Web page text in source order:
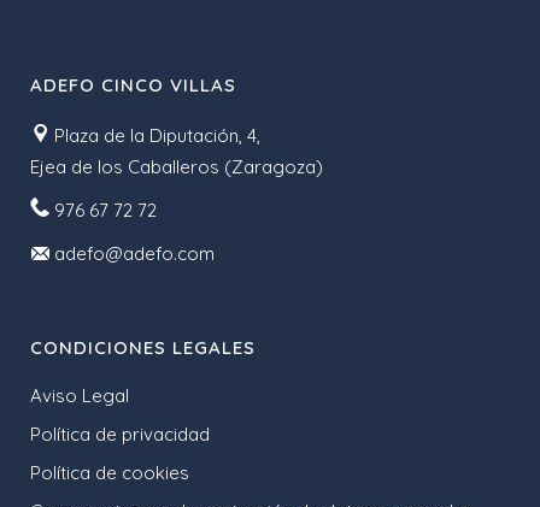
ADEFO CINCO VILLAS
Plaza de la Diputación, 4,
Ejea de los Caballeros (Zaragoza)
976 67 72 72
adefo@adefo.com
CONDICIONES LEGALES
Aviso Legal
Política de privacidad
Política de cookies